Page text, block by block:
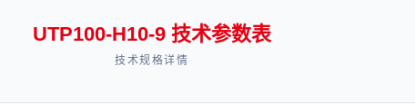
UTP100-H10-9 技术参数表
技术规格详情